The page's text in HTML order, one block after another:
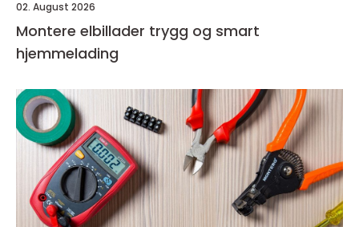
02. August 2026
Montere elbillader trygg og smart
hjemmelading